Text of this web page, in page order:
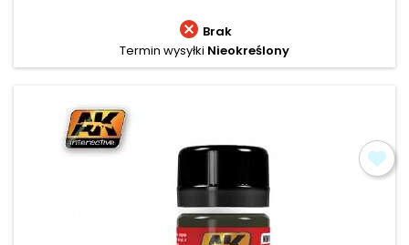
 Brak
Termin wysyłki Nieokreślony